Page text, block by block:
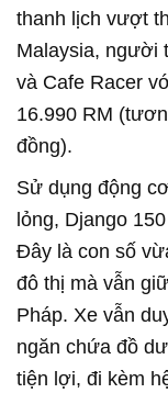
thanh lịch vượt
Malaysia, người
và Cafe Racer
16.990 RM
đồng).
Sử dụng động
lỏng, Django
Đây là con số
đô thị mà vẫn
Pháp. Xe vẫn
ngăn chứa đồ
tiện lợi, đi kèm